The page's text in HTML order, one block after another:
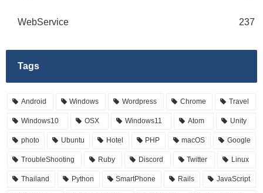
WebService 237
Tags
Android Windows Wordpress Chrome Travel
Windows10 OSX Windows11 Atom Unity
photo Ubuntu Hotel PHP macOS Google
TroubleShooting Ruby Discord Twitter Linux
Thailand Python SmartPhone Rails JavaScript